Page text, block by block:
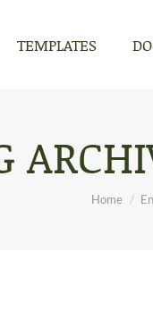
TEMPLATES
You are
Home